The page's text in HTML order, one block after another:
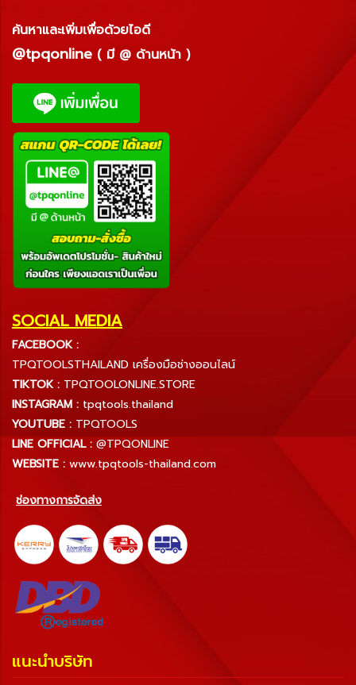
ค้นหาและเพิ่มเพื่อด้วยไอดี
@tpqonline ( มี @ ด้านหน้า )
SOCIAL MEDIA
FACEBOOK :
TPQTOOLSTHAILAND เครื่องมือช่างออนไลน์
TIKTOK : TPQTOOLONLINE.STORE
INSTAGRAM : tpqtools.thailand
YOUTUBE : TPQTOOLS
LINE OFFICIAL : @TPQONLINE
WEBSITE : www.tpqtools-thailand.com
ช่องทางการจัดส่ง
แนะนำบริษัท